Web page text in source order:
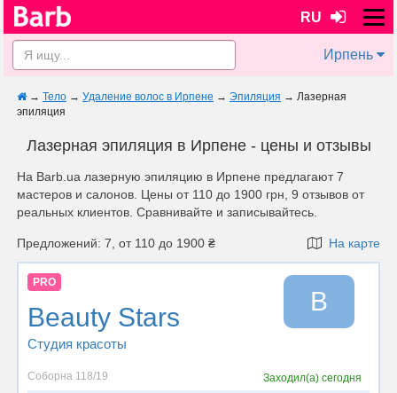
RU
Ирпень
→ Тело → Удаление волос в Ирпене → Эпиляция → Лазерная
эпиляция
Лазерная эпиляция в Ирпене - цены и отзывы
На Barb.ua лазерную эпиляцию в Ирпене предлагают 7
мастеров и салонов. Цены от 110 до 1900 грн, 9 отзывов от
реальных клиентов. Сравнивайте и записывайтесь.
Предложений: 7, от 110 до 1900 ₴ На карте
PRO
Beauty Stars
Студия красоты
B
Соборна 118/19 Заходил(а)сегодня